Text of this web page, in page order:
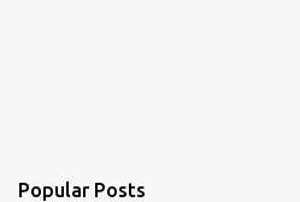
Popular Posts